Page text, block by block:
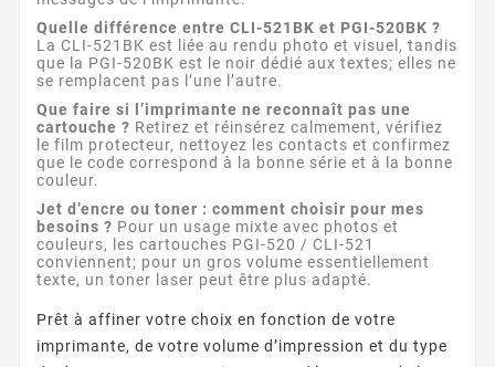
Quelle différence entre CLI-521BK et PGI-520BK ?
La CLI-521BK est liée au rendu photo et visuel, tandis
que la PGI-520BK est le noir dédié aux textes; elles ne
se remplacent pas l’une l’autre.
Que faire si l’imprimante ne reconnaît pas une
cartouche ? Retirez et réinsérez calmement, vérifiez
le film protecteur, nettoyez les contacts et confirmez
que le code correspond à la bonne série et à la bonne
couleur.
Jet d’encre ou toner : comment choisir pour mes
besoins ? Pour un usage mixte avec photos et
couleurs, les cartouches PGI-520 / CLI-521
conviennent; pour un gros volume essentiellement
texte, un toner laser peut être plus adapté.
Prêt à affiner votre choix en fonction de votre
imprimante, de votre volume d’impression et du type